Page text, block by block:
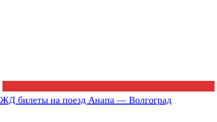
ЖД билеты на поезд Анапа — Волгоград